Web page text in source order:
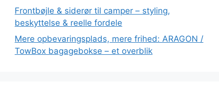
Frontbøjle & siderør til camper – styling,
beskyttelse & reelle fordele
Mere opbevaringsplads, mere frihed: ARAGON /
TowBox bagagebokse – et overblik